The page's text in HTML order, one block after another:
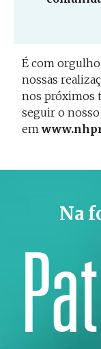
É com
nossas
nos próximos
seguir o
em
Amigos a darem
Na